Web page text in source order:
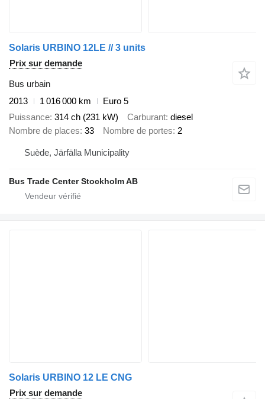
Solaris URBINO 12LE // 3 units
Prix sur demande
Bus urbain
2013
1 016 000 km
Euro 5
Puissance 314 ch (231 kW) Carburant diesel
Nombre de places 33 Nombre de portes 2
Suède, Järfälla Municipality
Bus Trade Center Stockholm AB
Solaris URBINO 12 LE CNG
Prix sur demande